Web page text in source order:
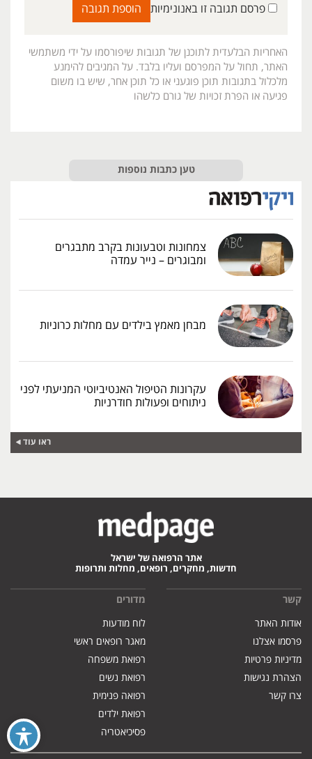
פרסם תגובה זו באנונימיות
האחריות הבלעדית לתוכנן של תגובות שיפורסמו על ידי משתמשי
האתר, תחול על המפרסם ועליו בלבד. על המגיבים להימנע
מלכלול בתגובות תוכן פוגעני או כל תוכן אחר, שיש בו משום
פגיעה או הפרת זכויות של גורם כלשהו
טען כתבות נוספות
צמחונות וטבעונות בקרב מתבגרים
ומבוגרים – נייר עמדה
מבחן מאמץ בילדים עם מחלות כרוניות
עקרונות הטיפול האנטיביוטי המניעתי לפני
ניתוחים ופעולות חודרניות
ראו עוד
אתר הרפואה של ישראל
חדשות, מחקרים, רופאים, מחלות ותרופות
קשר
אודות האתר
פרסמו אצלנו
מדיניות פרטיות
הצהרת נגישות
צרו קשר
מדורים
לוח מודעות
מאגר רופאים ראשי
רפואת משפחה
רפואת נשים
רפואה פנימית
רפואת ילדים
פסיכיאטריה